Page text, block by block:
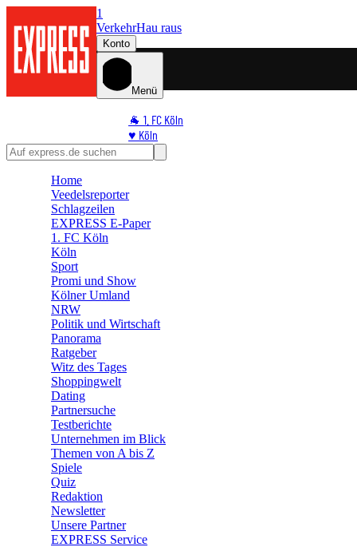
1
VerkehrHau raus
Konto
Menü
🐐 1. FC Köln
♥️ Köln
⭐ Promi
🛒 Shoppingwelt
Home
Veedelsreporter
Schlagzeilen
EXPRESS E-Paper
1. FC Köln
Köln
Sport
Promi und Show
Kölner Umland
NRW
Politik und Wirtschaft
Panorama
Ratgeber
Witz des Tages
Shoppingwelt
Dating
Partnersuche
Testberichte
Unternehmen im Blick
Themen von A bis Z
Spiele
Quiz
Redaktion
Newsletter
Unsere Partner
EXPRESS Service